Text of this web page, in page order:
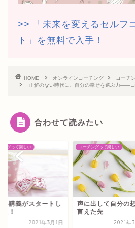
>> 「未来を変えるセルフ
ト」を無料で入手！
HOME オンラインコーチング
コーチ
正解のない時代に、自分の幸せを選ぶ力——
合わせて読みたい
ングって楽しい
い講義がスタートし
！
2021年3月1日
コーチングって楽しい
声に出して自分の
言えた先
2021年3